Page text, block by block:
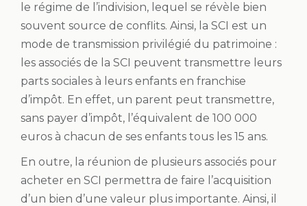
le régime de l’indivision, lequel se révèle bien
souvent source de conflits. Ainsi, la SCI est un
mode de transmission privilégié du patrimoine :
les associés de la SCI peuvent transmettre leurs
parts sociales à leurs enfants en franchise
d’impôt. En effet, un parent peut transmettre,
sans payer d’impôt, l’équivalent de 100 000
euros à chacun de ses enfants tous les 15 ans.
En outre, la réunion de plusieurs associés pour
acheter en SCI permettra de faire l’acquisition
d’un bien d’une valeur plus importante. Ainsi, il